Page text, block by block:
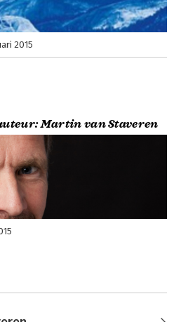
2015
Martin van Staveren